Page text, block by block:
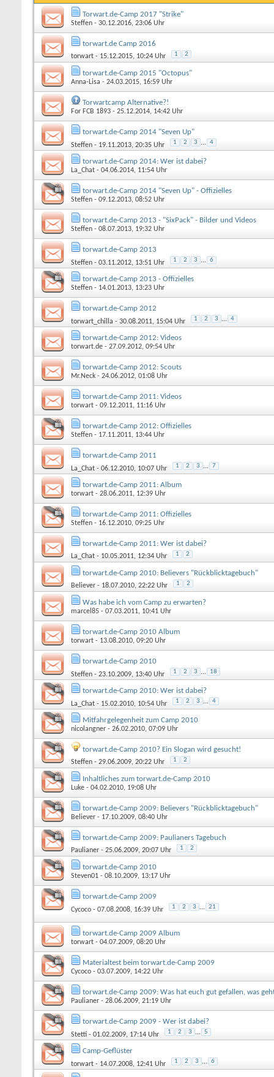
Torwart.de-Camp 2017 "Strike"
Steffen - 30.12.2016, 23:06 Uhr
torwart.de Camp 2016
torwart - 15.12.2015, 10:24 Uhr 1 2
torwart.de-Camp 2015 "Octopus"
Anna-Lisa - 24.03.2015, 16:59 Uhr
Torwartcamp Alternative?!
For FCB 1893 - 25.12.2014, 14:42 Uhr
torwart.de-Camp 2014 "Seven Up"
Steffen - 19.11.2013, 20:35 Uhr 1 2 3 ... 4
torwart.de-Camp 2014: Wer ist dabei?
La_Chat - 04.06.2014, 11:54 Uhr
torwart.de-Camp 2014 "Seven Up" - Offizielles
Steffen - 09.12.2013, 08:52 Uhr
torwart.de-Camp 2013 - "SixPack" - Bilder und Videos
Steffen - 08.07.2013, 19:32 Uhr
torwart.de-Camp 2013
Steffen - 03.11.2012, 13:51 Uhr 1 2 3 ... 6
torwart.de-Camp 2013 - Offizielles
Steffen - 14.01.2013, 13:23 Uhr
torwart.de-Camp 2012
torwart_chilla - 30.08.2011, 15:04 Uhr 1 2 3 ... 4
torwart.de-Camp 2012: Videos
torwart.de - 27.09.2012, 09:54 Uhr
torwart.de-Camp 2012: Scouts
Mr.Neck - 24.06.2012, 01:08 Uhr
torwart.de-Camp 2011: Videos
torwart - 09.12.2011, 11:16 Uhr
torwart.de-Camp 2012: Offizielles
Steffen - 17.11.2011, 13:44 Uhr
torwart.de-Camp 2011
La_Chat - 06.12.2010, 10:07 Uhr 1 2 3 ... 7
torwart.de-Camp 2011: Album
torwart - 28.06.2011, 12:39 Uhr
torwart.de-Camp 2011: Offizielles
Steffen - 16.12.2010, 09:25 Uhr
torwart.de-Camp 2011: Wer ist dabei?
La_Chat - 10.05.2011, 12:34 Uhr 1 2
torwart.de-Camp 2010: Believers "Rückblicktagebuch"
Believer - 18.07.2010, 22:22 Uhr 1 2
Was habe ich vom Camp zu erwarten?
marcel85 - 07.03.2011, 10:41 Uhr
torwart.de-Camp 2010 Album
torwart - 13.08.2010, 09:20 Uhr
torwart.de-Camp 2010
Steffen - 23.10.2009, 13:40 Uhr 1 2 3 ... 18
torwart.de-Camp 2010: Wer ist dabei?
La_Chat - 15.02.2010, 10:54 Uhr 1 2 3 ... 4
Mitfahrgelegenheit zum Camp 2010
nicolangner - 26.02.2010, 07:09 Uhr
torwart.de-Camp 2010? Ein Slogan wird gesucht!
Steffen - 29.06.2009, 20:22 Uhr 1 2
Inhaltliches zum torwart.de-Camp 2010
Luke - 04.02.2010, 19:08 Uhr
torwart.de-Camp 2009: Believers "Rückblicktagebuch"
Believer - 17.10.2009, 08:40 Uhr
torwart.de-Camp 2009: Paulianers Tagebuch
Paulianer - 25.06.2009, 20:07 Uhr 1 2
torwart.de-Camp 2010
Steven01 - 08.10.2009, 13:17 Uhr
torwart.de-Camp 2009
Cycoco - 07.08.2008, 16:39 Uhr 1 2 3 ... 21
torwart.de-Camp 2009 Album
torwart - 04.07.2009, 08:20 Uhr
Materialtest beim torwart.de-Camp 2009
Cycoco - 03.07.2009, 14:22 Uhr
torwart.de-Camp 2009: Was hat euch gut gefallen, was
Paulianer - 28.06.2009, 21:19 Uhr
torwart.de-Camp 2009 - Wer ist dabei?
Stetti - 01.02.2009, 17:14 Uhr 1 2 3 ... 5
Camp-Geflüster
torwart - 14.07.2008, 12:41 Uhr 1 2 3 ... 6